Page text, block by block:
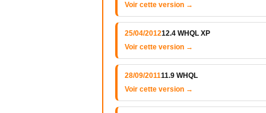
Voir cette version →
25/04/201212.4 WHQL XP
Voir cette version →
28/09/201111.9 WHQL
Voir cette version →